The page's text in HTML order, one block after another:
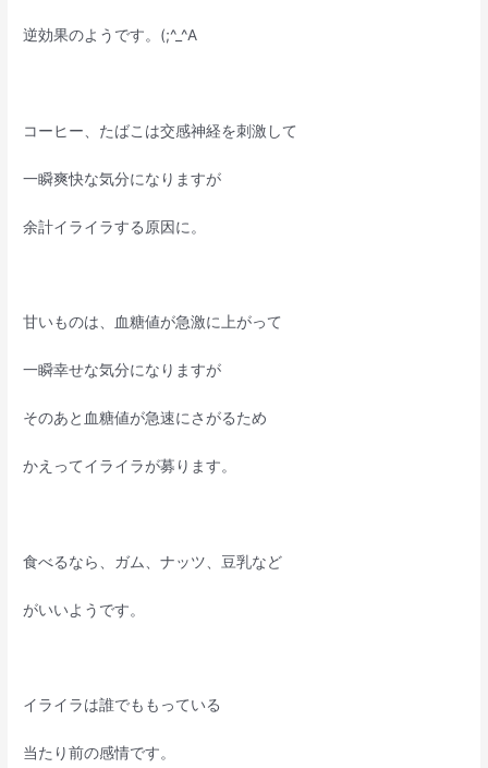
逆効果のようです。(;^_^A
コーヒー、たばこは交感神経を刺激して
一瞬爽快な気分になりますが
余計イライラする原因に。
甘いものは、血糖値が急激に上がって
一瞬幸せな気分になりますが
そのあと血糖値が急速にさがるため
かえってイライラが募ります。
食べるなら、ガム、ナッツ、豆乳など
がいいようです。
イライラは誰でももっている
当たり前の感情です。